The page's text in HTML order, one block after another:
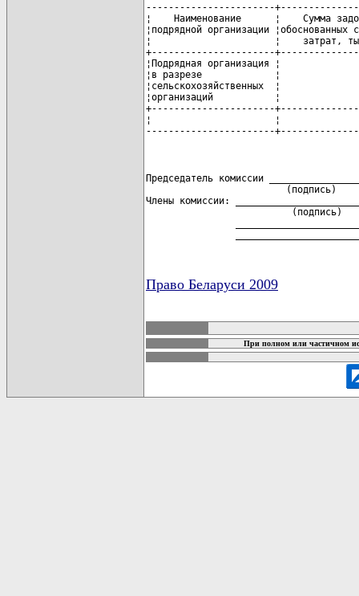
-----------------------
¦    Наименование      ¦    Сумма
¦подрядной организации
¦                      ¦    затрат, тысяч
+----------------------
¦Подрядная организация ¦
¦в разрезе             ¦
¦сельскохозяйственных  ¦
¦организаций           ¦
+----------------------
¦                      ¦
-----------------------
Председатель комиссии ________________
                         (подпись)
Члены комиссии: ______________________
                          (подпись)
Право Беларуси 2009
При полном или частичном